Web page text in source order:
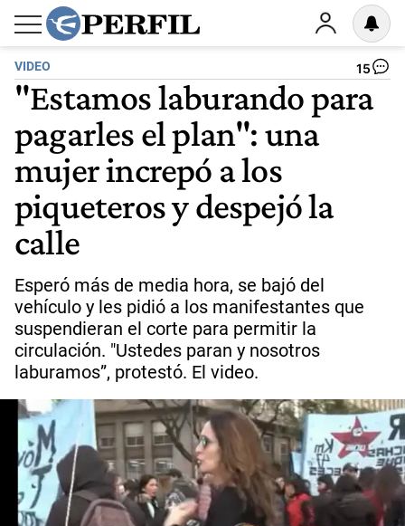
VIDEO 15
"Estamos laburando para
pagarles el plan": una
mujer increpó a los
piqueteros y despejó la
calle
Esperó más de media hora, se bajó del
vehículo y les pidió a los manifestantes que
suspendieran el corte para permitir la
circulación. "Ustedes paran y nosotros
laburamos”, protestó. El video.